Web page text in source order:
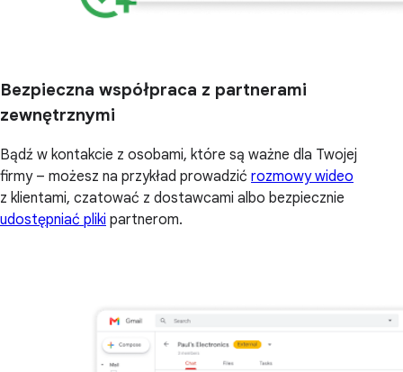
Bezpieczna współpraca z partnerami
zewnętrznymi
Bądź w kontakcie z osobami, które są ważne dla Twojej
firmy – możesz na przykład prowadzić rozmowy wideo
z klientami, czatować z dostawcami albo bezpiecznie
udostępniać pliki partnerom.